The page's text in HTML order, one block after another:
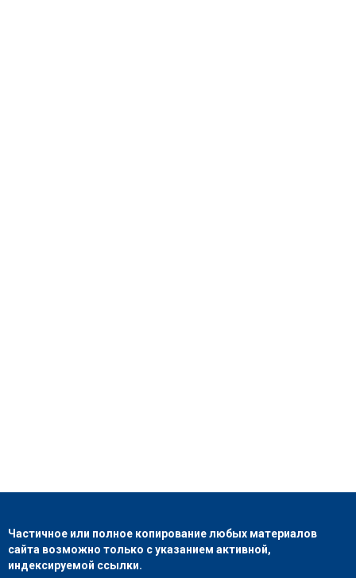
Частичное или полное копирование любых материалов
сайта возможно только с указанием активной,
индексируемой ссылки.